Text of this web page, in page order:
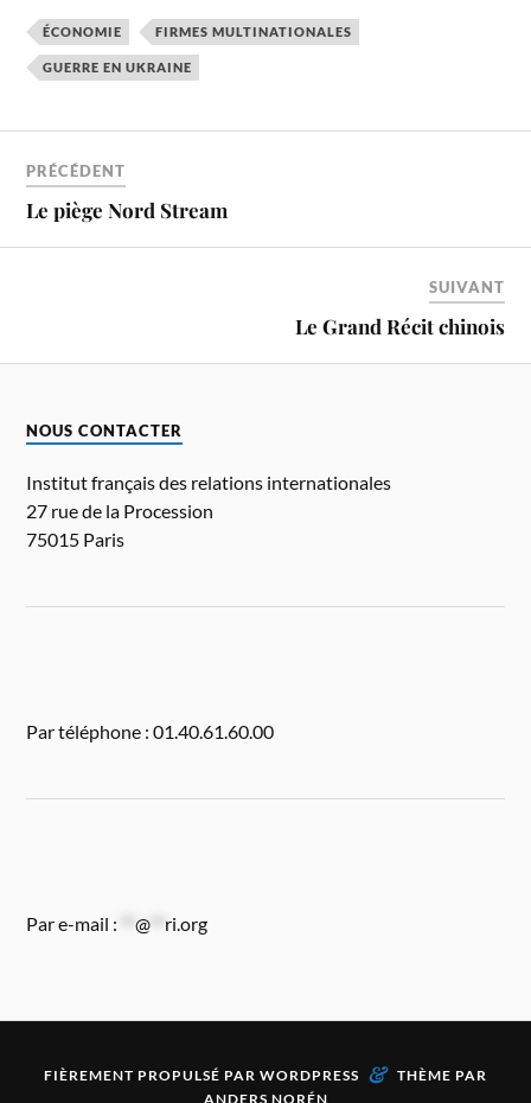
ÉCONOMIE FIRMES MULTINATIONALES
GUERRE EN UKRAINE
PRÉCÉDENT
Le piège Nord Stream
SUIVANT
Le Grand Récit chinois
NOUS CONTACTER
Institut français des relations internationales
27 rue de la Procession
75015 Paris
Par téléphone : 01.40.61.60.00
Par e-mail : **@ ri.org
FIÈREMENT PROPULSÉ PAR WORDPRESS & THÈME PAR
ANDERS NORÉN